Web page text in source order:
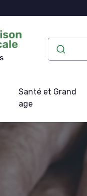
Santé et Grand
age